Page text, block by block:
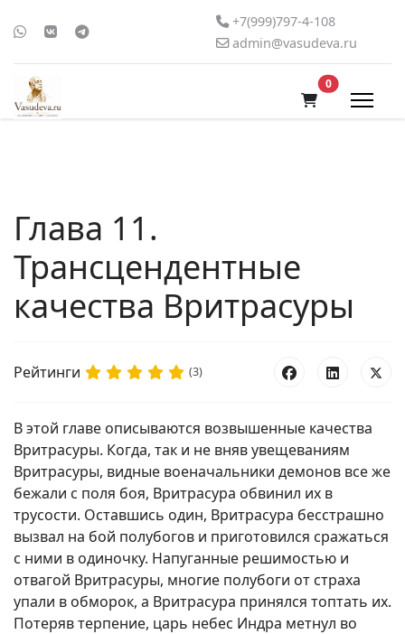
+7(999)797-4-108
admin@vasudeva.ru
0В корзину
Глава 11.
Трансцендентные
качества Вритрасуры
Рейтинги (3)
В этой главе описываются возвышенные качества
Вритрасуры. Когда, так и не вняв увещеваниям
Вритрасуры, видные военачальники демонов все же
бежали с поля боя, Вритрасура обвинил их в
трусости. Оставшись один, Вритрасура бесстрашно
вызвал на бой полубогов и приготовился сражаться
с ними в одиночку. Напуганные решимостью и
отвагой Вритрасуры, многие полубоги от страха
упали в обморок, а Вритрасура принялся топтать их.
Потеряв терпение, царь небес Индра метнул во